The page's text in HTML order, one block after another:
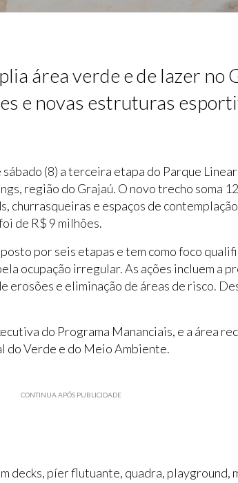
área verde e de lazer no
e novas estruturas
(8) a terceira etapa do Parque
região do Grajaú. O novo trecho soma
churrasqueiras e espaços de
de R$ 9 milhões.
por seis etapas e tem como foco
ocupação irregular. As ações incluem a
erosões e eliminação de áreas de risco.
do Programa Mananciais, e a área
do Verde e do Meio Ambiente.
CONTINUA APÓS PUBLICIDADE
decks, píer flutuante, quadra, playground,